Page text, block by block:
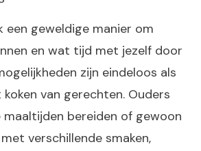
een geweldige manier om
en wat tijd met jezelf door
zijn eindeloos als
van gerechten. Ouders
maaltijden bereiden of gewoon
verschillende smaken,